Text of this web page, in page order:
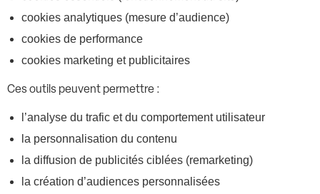
cookies analytiques (mesure d’audience)
cookies de performance
cookies marketing et publicitaires
Ces outils peuvent permettre :
l’analyse du trafic et du comportement utilisateur
la personnalisation du contenu
la diffusion de publicités ciblées (remarketing)
la création d’audiences personnalisées